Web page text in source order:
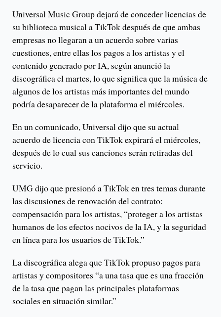
Universal Music Group dejará de conceder licencias de
su biblioteca musical a TikTok después de que ambas
empresas no llegaran a un acuerdo sobre varias
cuestiones, entre ellas los pagos a los artistas y el
contenido generado por IA, según anunció la
discográfica el martes, lo que significa que la música de
algunos de los artistas más importantes del mundo
podría desaparecer de la plataforma el miércoles.
En un comunicado, Universal dijo que su actual
acuerdo de licencia con TikTok expirará el miércoles,
después de lo cual sus canciones serán retiradas del
servicio.
UMG dijo que presionó a TikTok en tres temas durante
las discusiones de renovación del contrato:
compensación para los artistas, “proteger a los artistas
humanos de los efectos nocivos de la IA, y la seguridad
en línea para los usuarios de TikTok.”
La discográfica alega que TikTok propuso pagos para
artistas y compositores “a una tasa que es una fracción
de la tasa que pagan las principales plataformas
sociales en situación similar.”